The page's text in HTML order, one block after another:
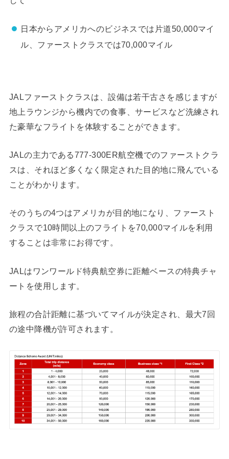
日本からアメリカへのビジネスでは片道50,000マイ
ル、ファーストクラスでは70,000マイル
JALファーストクラスは、設備は若干古さを感じますが
地上ラウンジから機内での食事、サービスなど洗練され
た豪華なフライトを体験することができます。
JALの主力である777-300ER航空機でのファーストクラ
スは、それほど多くなく限定された目的地に飛んでいる
ことがわかります。
そのうちの4つはアメリカが目的地になり、ファースト
クラスで10時間以上のフライトを70,000マイルを利用
することは非常にお得です。
JALはワンワールド特典航空券に距離ベースの特典チャ
ートを使用します。
旅程の合計距離に基づいてマイルが決定され、最大7回
の途中降機が許可されます。